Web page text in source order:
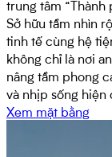
trung tâm “Thành
Sở hữu tầm nhìn
tinh tế cùng hệ
không chỉ là nơi
nâng tầm phong
và nhịp sống hiện
Xem mặt bằng